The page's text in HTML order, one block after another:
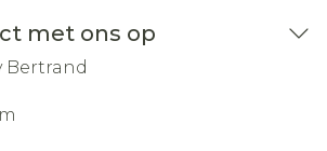
met ons op
Bertrand